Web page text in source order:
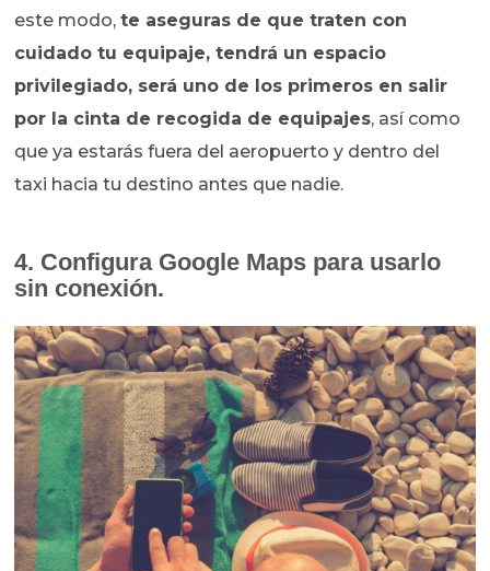
este modo,te aseguras de que traten con
cuidado tu equipaje, tendrá un espacio
privilegiado, será uno de los primeros en salir
por la cinta de recogida de equipajes, así como
que ya estarás fuera del aeropuerto y dentro del
taxi hacia tu destino antes que nadie.
4. Configura Google Maps para usarlo
sin conexión.